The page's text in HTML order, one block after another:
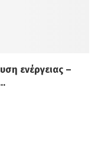
ενέργειας –